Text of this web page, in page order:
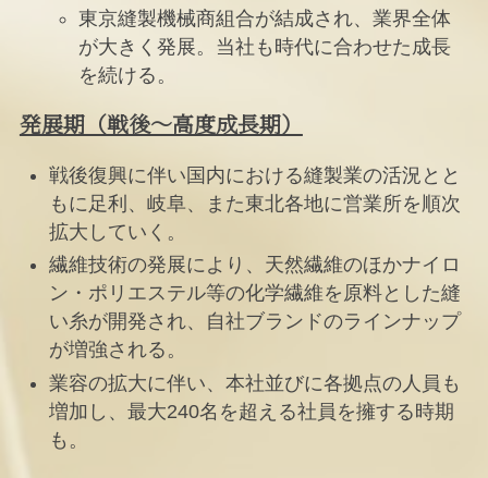
東京縫製機械商組合が結成され、業界全体
が大きく発展。当社も時代に合わせた成長
を続ける。
発展期（戦後〜高度成長期）
戦後復興に伴い国内における縫製業の活況とと
もに足利、岐阜、また東北各地に営業所を順次
拡大していく。
繊維技術の発展により、天然繊維のほかナイロ
ン・ポリエステル等の化学繊維を原料とした縫
い糸が開発され、自社ブランドのラインナップ
が増強される。
業容の拡大に伴い、本社並びに各拠点の人員も
増加し、最大240名を超える社員を擁する時期
も。